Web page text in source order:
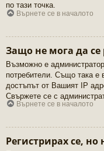
по тази точка.
Върнете се в началото
Защо не мога да се
Възможно е
потребители. Също така е
достъпът от Вашият IP
Свържете се с
Върнете се в началото
Регистрирах се, но